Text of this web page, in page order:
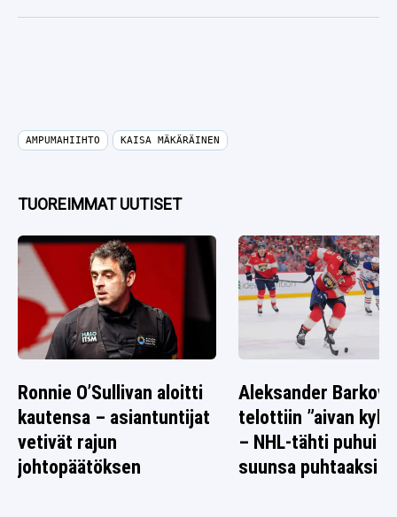
AMPUMAHIIHTO KAISA MÄKÄRÄINEN
TUOREIMMAT UUTISET
Ronnie O’Sullivan aloitti
kautensa – asiantuntijat
vetivät rajun
johtopäätöksen
Aleksander Barkov
telottiin ”aivan
– NHL-tähti puhui
suunsa puhtaaksi